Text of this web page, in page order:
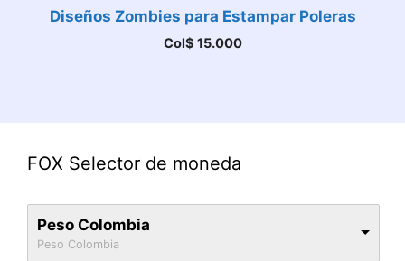
Diseños Zombies para Estampar Poleras
Col$ 15.000
FOX Selector de moneda
Peso Colombia
Peso Colombia